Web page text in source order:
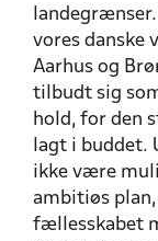
vores danske
Aarhus og
tilbudt sig
hold, for den
lagt i buddet.
ikke være
ambitiøs
fællesskabet